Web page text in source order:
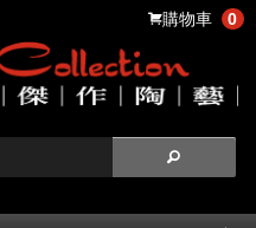
購物車 0